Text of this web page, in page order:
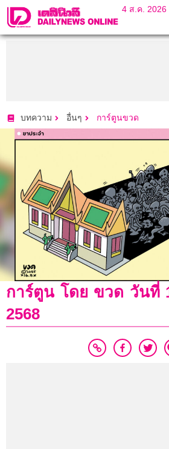
4 ส.ค. 2026
บทความ อื่นๆ การ์ตูนขวด
การ์ตูน โดย ขวด วันที่
2568